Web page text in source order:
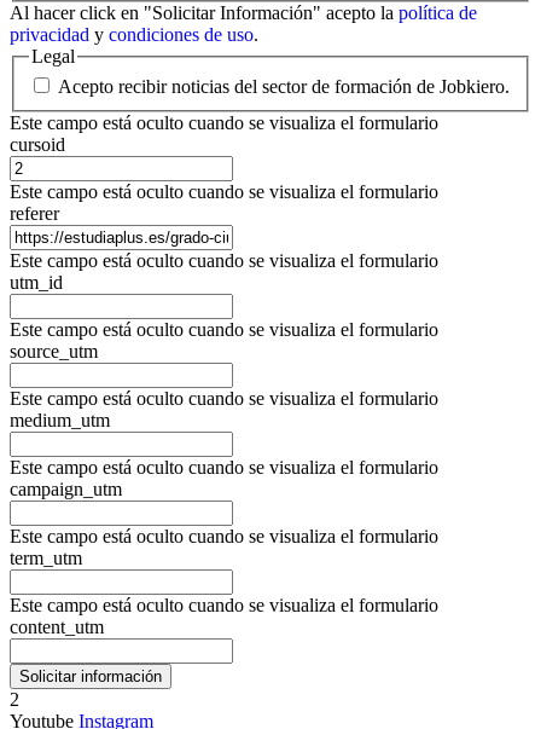
Al hacer click en "Solicitar Información" acepto la política de
privacidad y condiciones de uso.
Legal
Acepto recibir noticias del sector de formación de Jobkiero.
Este campo está oculto cuando se visualiza el formulario
cursoid
Este campo está oculto cuando se visualiza el formulario
referer
Este campo está oculto cuando se visualiza el formulario
utm_id
Este campo está oculto cuando se visualiza el formulario
source_utm
Este campo está oculto cuando se visualiza el formulario
medium_utm
Este campo está oculto cuando se visualiza el formulario
campaign_utm
Este campo está oculto cuando se visualiza el formulario
term_utm
Este campo está oculto cuando se visualiza el formulario
content_utm
2
Youtube Instagram